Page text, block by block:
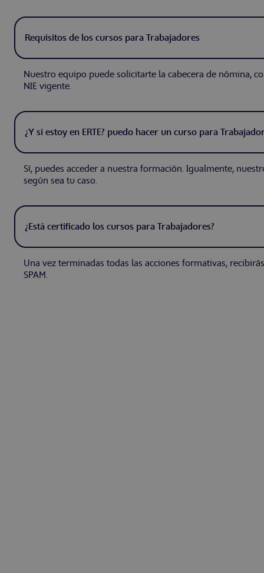
Requisitos de los cursos para Trabajadores
Nuestro equipo puede solicitarte la cabecera de nómina,
NIE vigente.
¿Y si estoy en ERTE? puedo hacer un curso para
Sí, puedes acceder a nuestra formación. Igualmente,
según sea tu caso.
¿Está certificado los cursos para Trabajadores?
Una vez terminadas todas las acciones formativas,
SPAM.